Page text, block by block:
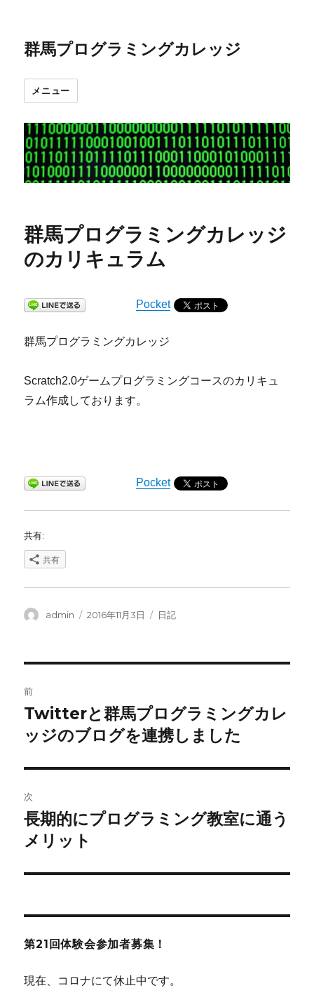
群馬プログラミングカレッジ
メニュー
群馬プログラミングカレッジ
のカリキュラム
Pocket
群馬プログラミングカレッジ
Scratch2.0ゲームプログラミングコースのカリキュ
ラム作成しております。
Pocket
共有:
共有
投
admin
投
2016年11月3日
カ
日記
稿
ナ
ビ
ゲ
ー
ン
前
前
の
稿:
Twitterと群馬プログラミングカレ
ッジのブログを連携しました
次
次
の
稿:
長期的にプログラミング教室に通う
メリット
第21回体験会参加者募集！
現在、コロナにて休止中です。